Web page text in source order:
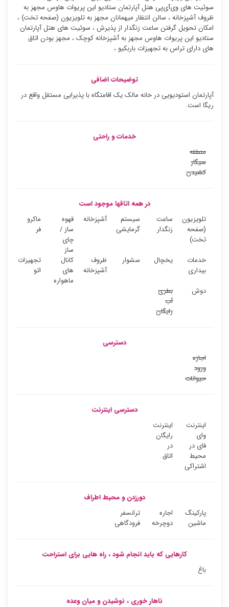
سوئیت ‌های وی‌آی‌پی هتل آپارتمان ستادیو این پریوات هاوس مجهز به
ظروف آشپزخانه ، سالن انتظار میهمانان مجهز به تلویزیون (صفحه تخت) ،
امکان تحویل گرفتن ساعت زنگدار از پذیرش ، سوئیت ‌های هتل آپارتمان
ستادیو این پریوات هاوس مجهز به آشپزخانه کوچک ، مجهز بودن اتاق
های دارای تراس به تجهیزات باربکیو ،
توضیحات اضافی
آپارتمان استودیویی در خانه مالک یک اقامتگاه با پذیرایی مستقل واقع در
ریگا است.
خدمات و راحتی
منطقه
سیگار
کشیدن
در همه اتاقها موجود است
تلویزیون
(صفحه
تخت)
ساعت
زنگدار
سیستم
گرمایشی
آشپزخانه
قهوه
ساز /
چای
ساز
ماکرو
فر
خدمات
بیداری
یخچال سشوار
ظروف
آشپزخانه
کانال
های
ماهواره
تجهیزات
اتو
دوش
بطری
آب
رایگان
دسترسی
اجازه
ورود
حیوانات
دسترسی اینترنت
اینترنت
وای
فای در
محیط
اشتراکی
اینترنت
رایگان
در
اتاق
دورزدن و محیط اطراف
پارکینگ
ماشین
اجاره
دوچرخه
ترانسفر
فرودگاهی
کارهایی که باید انجام شود ، راه هایی برای استراحت
باغ
ناهار خوری ، نوشیدن و میان وعده